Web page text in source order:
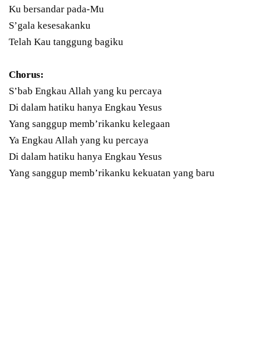
Ku bersandar pada-Mu
S’gala kesesakanku
Telah Kau tanggung bagiku
Chorus:
S’bab Engkau Allah yang ku percaya
Di dalam hatiku hanya Engkau Yesus
Yang sanggup memb’rikanku kelegaan
Ya Engkau Allah yang ku percaya
Di dalam hatiku hanya Engkau Yesus
Yang sanggup memb’rikanku kekuatan yang baru